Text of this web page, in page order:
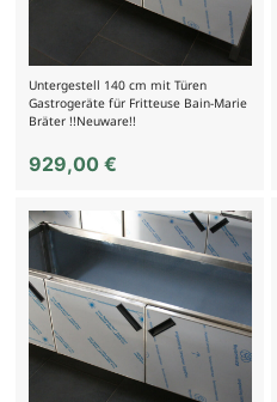
Untergestell 140 cm mit Türen
Gastrogeräte für Fritteuse Bain-Marie
Bräter !!Neuware!!
929,00 €